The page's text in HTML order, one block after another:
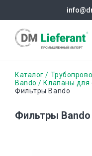
основному
Строка
навигации
Каталог
Bando
Клапаны для
Фильтры Bando
Фильтры Bando